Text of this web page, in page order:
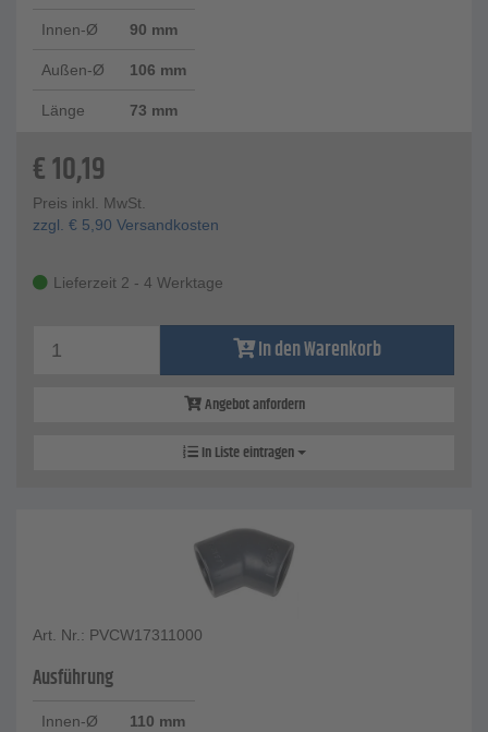
Innen-Ø 90 mm
Außen-Ø 106 mm
Länge 73 mm
€10,19
Preis inkl. MwSt.
zzgl. € 5,90 Versandkosten
Lieferzeit 2 - 4 Werktage
In den Warenkorb
Angebot anfordern
In Liste eintragen
Art. Nr.: PVCW17311000
Ausführung
Innen-Ø 110 mm